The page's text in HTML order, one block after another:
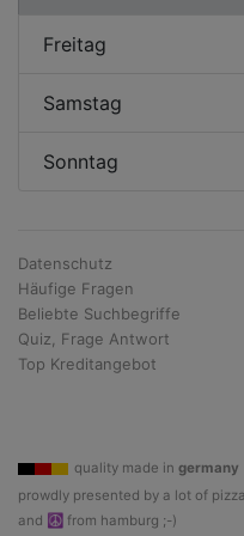
Freitag
Samstag
Sonntag
Datenschutz
Häufige Fragen
Beliebte Suchbegriffe
Quiz, Frage Antwort
Top Kreditangebot
quality made in germany
prowdly presented by a lot of
and ☮ from hamburg ;-)